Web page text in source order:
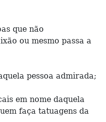
que não
ou mesmo passa a
pessoa admirada;
em nome daquela
faça tatuagens da